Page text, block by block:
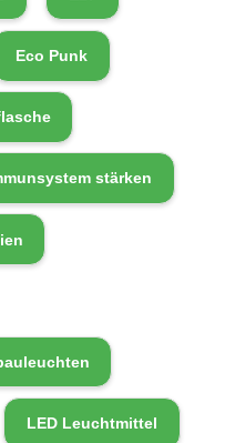
Eco Punk
stärken
LED Leuchtmittel